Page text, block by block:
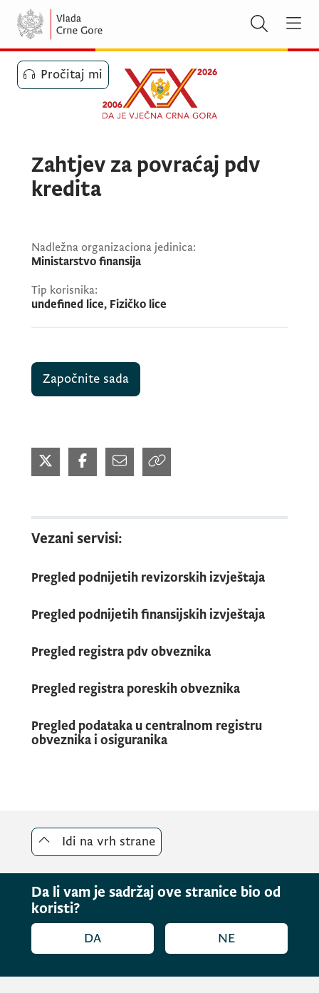
Pročitaj mi
Zahtjev za povraćaj pdv
kredita
Nadležna organizaciona jedinica:
Ministarstvo finansija
Tip korisnika:
undefined lice, Fizičko lice
Započnite sada
Vezani servisi:
Pregled podnijetih revizorskih izvještaja
Pregled podnijetih finansijskih izvještaja
Pregled registra pdv obveznika
Pregled registra poreskih obveznika
Pregled podataka u centralnom registru
obveznika i osiguranika
Idi na vrh strane
Da li vam je sadržaj ove stranice bio od
koristi?
DA NE